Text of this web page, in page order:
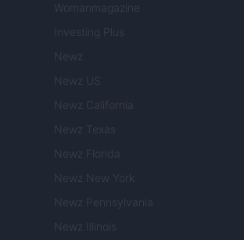
Womanmagazine
Investing Plus
Newz
Newz US
Newz California
Newz Texas
Newz Florida
Newz New York
Newz Pennsylvania
Newz Illinois